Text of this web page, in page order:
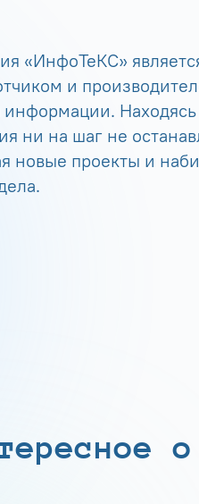
«ИнфоТеКС»
и
ни на шаг не
новые проекты и